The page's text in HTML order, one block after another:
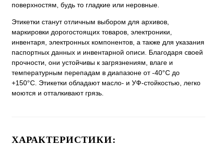
поверхностям, будь то гладкие или неровные.
Этикетки станут отличным выбором для архивов,
маркировки дорогостоящих товаров, электроники,
инвентаря, электронных компонентов, а также для указания
паспортных данных и инвентарной описи. Благодаря своей
прочности, они устойчивы к загрязнениям, влаге и
температурным перепадам в диапазоне от -40°C до
+150°C. Этикетки обладают масло- и УФ-стойкостью, легко
моются и отталкивают грязь.
ХАРАКТЕРИСТИКИ: